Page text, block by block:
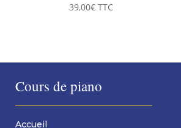
39,00€ TTC
Cours de piano
Accueil